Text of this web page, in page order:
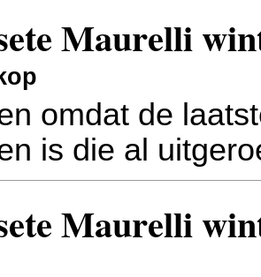
Maurelli
omdat de
is die al
Maurelli